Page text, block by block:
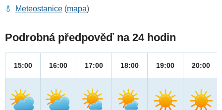
Meteostanice (mapa)
Podrobná předpověď na 24 hodin
15:00 16:00 17:00 18:00 19:00 20:00